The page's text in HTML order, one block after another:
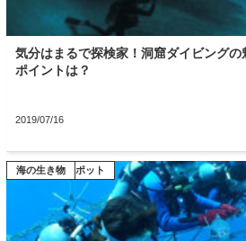
気分はまるで探検家！洞窟ダイビング
ポイントは？
2019/07/16
ダイビングスポット
海の生き物